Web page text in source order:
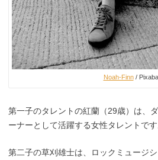
Noah-Finn/
第一子のタレントの紅蘭（29歳）は、
ーナーとして活躍する女性タレントです
第二子の草刈雄士は、ロックミュージ